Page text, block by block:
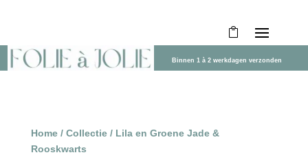
Binnen 1 à 2 werkdagen verzonden
Home/ Collectie/ Lila en Groene Jade &
Rooskwarts